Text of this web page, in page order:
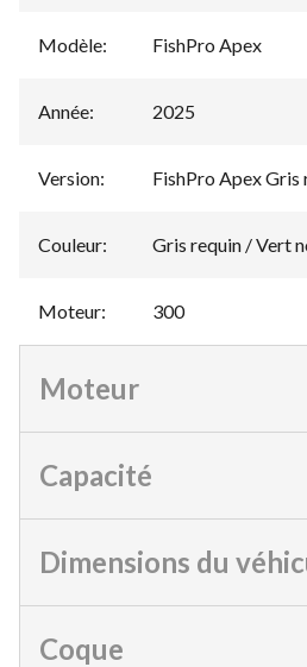
Modèle: FishPro Apex
Année: 2025
Version: FishPro Apex
Couleur: Gris requin / Vert
Moteur: 300
Moteur
Capacité
Dimensions du
Coque